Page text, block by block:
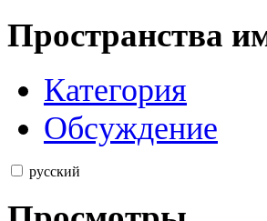
Пространства
Категория
Обсуждение
русский